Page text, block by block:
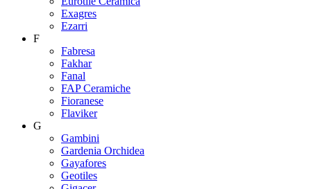
Exagres
Ezarri
F
Fabresa
Fakhar
Fanal
FAP Ceramiche
Fioranese
Flaviker
G
Gambini
Gardenia Orchidea
Gayafores
Geotiles